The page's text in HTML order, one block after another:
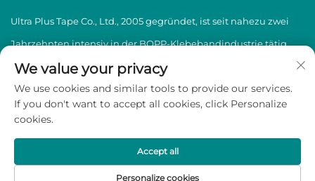
Ultra Plus Tape Co., Ltd., 2005 gegründet, ist seit nahezu zwei
Jahrzehnten intensiv in der BOPP-Klebebandindustrie tätig
und spezialisiert auf die Herstellung und den Vertrieb von
hochwertigen BOPP-Klebebändern.
vorbehalten - Datenschutzrichtlinie
We value your privacy
We use cookies and similar tools to provide our services.
If you don't want to accept all cookies, click Personalize
cookies.
Personalize cookies
Accept all